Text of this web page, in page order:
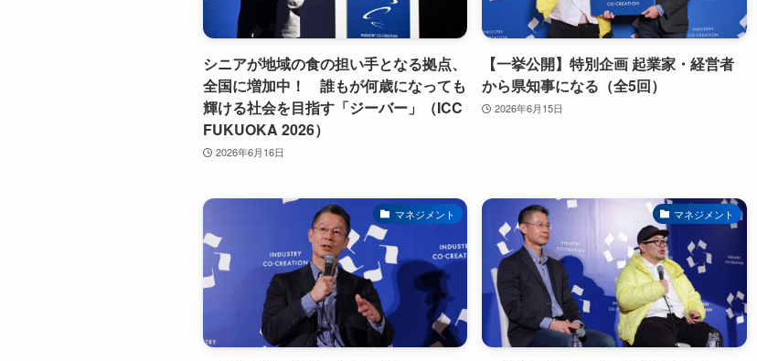
シニアが地域の食の担い手となる拠点、
全国に増加中！ 誰もが何歳になっても
輝ける社会を目指す「ジーバー」（ICC
FUKUOKA 2026）
2026年6月16日
【一挙公開】特別企画 起業家・経営者
から県知事になる（全5回）
2026年6月15日
マネジメント マネジメント